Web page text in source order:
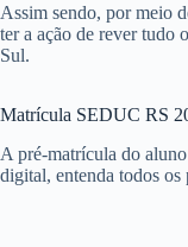
Assim sendo, por meio
ter a ação de rever tudo
Sul.
Matrícula SEDUC RS
A pré-matrícula do
digital, entenda todos os